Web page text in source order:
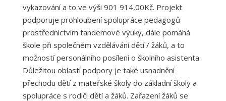
vykazování a to ve výši 901 914,00Kč. Projekt
podporuje prohloubení spolupráce pedagogů
prostřednictvím tandemové výuky, dále pomáhá
škole při společném vzdělávání dětí / žáků, a to
možností personálního posílení o školního asistenta.
Důležitou oblastí podpory je také usnadnění
přechodu dětí z mateřské školy do základní školy a
spolupráce s rodiči dětí a žáků. Zařazení žáků se